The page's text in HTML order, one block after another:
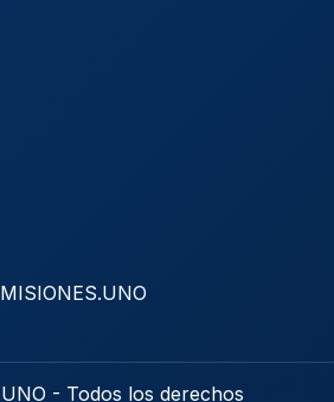
- Todos los derechos